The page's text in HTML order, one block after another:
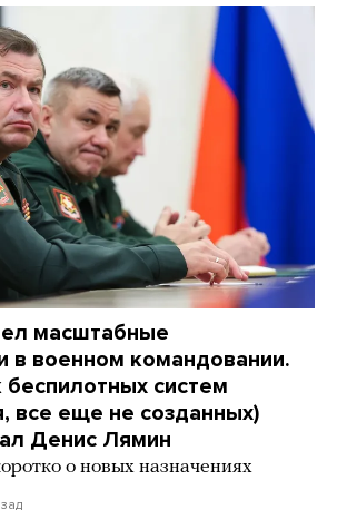
масштабные
в военном командовании.
беспилотных систем
все еще не созданных)
Денис Лямин
о новых назначениях